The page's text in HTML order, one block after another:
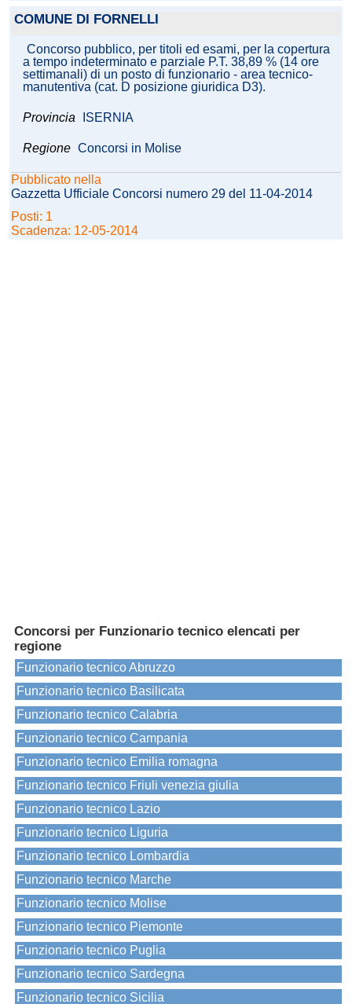
COMUNE DI FORNELLI
Concorso pubblico, per titoli ed esami, per la copertura
a tempo indeterminato e parziale P.T. 38,89 % (14 ore
settimanali) di un posto di funzionario - area tecnico-
manutentiva (cat. D posizione giuridica D3).
Provincia ISERNIA
Regione Concorsi in Molise
Pubblicato nella
Gazzetta Ufficiale Concorsi numero 29 del 11-04-2014
Posti: 1
Scadenza: 12-05-2014
Concorsi per Funzionario tecnico elencati per
regione
Funzionario tecnico Abruzzo
Funzionario tecnico Basilicata
Funzionario tecnico Calabria
Funzionario tecnico Campania
Funzionario tecnico Emilia romagna
Funzionario tecnico Friuli venezia giulia
Funzionario tecnico Lazio
Funzionario tecnico Liguria
Funzionario tecnico Lombardia
Funzionario tecnico Marche
Funzionario tecnico Molise
Funzionario tecnico Piemonte
Funzionario tecnico Puglia
Funzionario tecnico Sardegna
Funzionario tecnico Sicilia